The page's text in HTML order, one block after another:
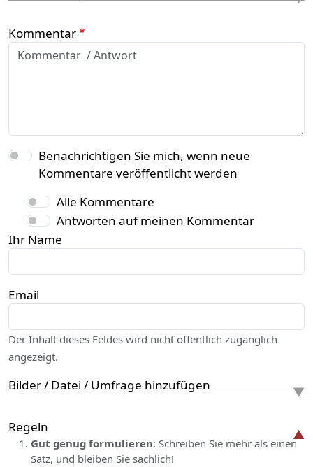
Kommentar
Benachrichtigen Sie mich, wenn neue
Kommentare veröffentlicht werden
Alle Kommentare
Antworten auf meinen Kommentar
Ihr Name
Email
Der Inhalt dieses Feldes wird nicht öffentlich zugänglich
angezeigt.
Bilder / Datei / Umfrage hinzufügen
Regeln
Gut genug formulieren: Schreiben Sie mehr als einen
Satz, und bleiben Sie sachlich!